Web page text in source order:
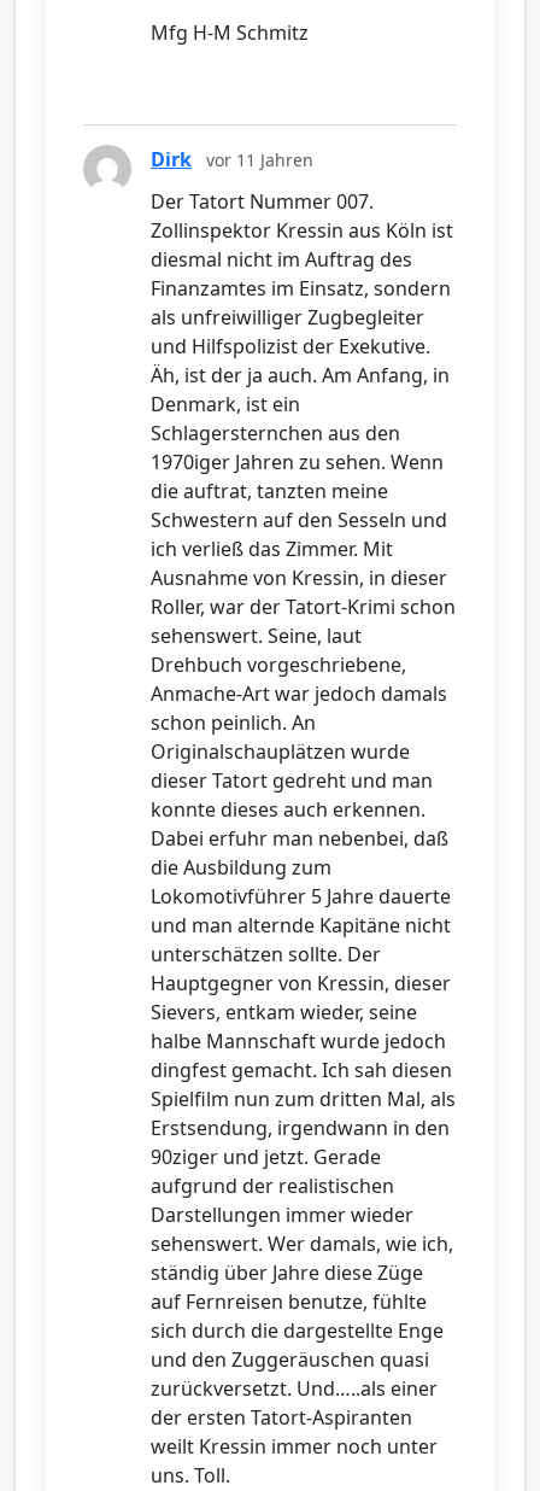
Mfg H-M Schmitz
Dirk vor 11 Jahren
Der Tatort Nummer 007.
Zollinspektor Kressin aus Köln ist
diesmal nicht im Auftrag des
Finanzamtes im Einsatz, sondern
als unfreiwilliger Zugbegleiter
und Hilfspolizist der Exekutive.
Äh, ist der ja auch. Am Anfang, in
Denmark, ist ein
Schlagersternchen aus den
1970iger Jahren zu sehen. Wenn
die auftrat, tanzten meine
Schwestern auf den Sesseln und
ich verließ das Zimmer. Mit
Ausnahme von Kressin, in dieser
Roller, war der Tatort-Krimi schon
sehenswert. Seine, laut
Drehbuch vorgeschriebene,
Anmache-Art war jedoch damals
schon peinlich. An
Originalschauplätzen wurde
dieser Tatort gedreht und man
konnte dieses auch erkennen.
Dabei erfuhr man nebenbei, daß
die Ausbildung zum
Lokomotivführer 5 Jahre dauerte
und man alternde Kapitäne nicht
unterschätzen sollte. Der
Hauptgegner von Kressin, dieser
Sievers, entkam wieder, seine
halbe Mannschaft wurde jedoch
dingfest gemacht. Ich sah diesen
Spielfilm nun zum dritten Mal, als
Erstsendung, irgendwann in den
90ziger und jetzt. Gerade
aufgrund der realistischen
Darstellungen immer wieder
sehenswert. Wer damals, wie ich,
ständig über Jahre diese Züge
auf Fernreisen benutze, fühlte
sich durch die dargestellte Enge
und den Zuggeräuschen quasi
zurückversetzt. Und…..als einer
der ersten Tatort-Aspiranten
weilt Kressin immer noch unter
uns. Toll.